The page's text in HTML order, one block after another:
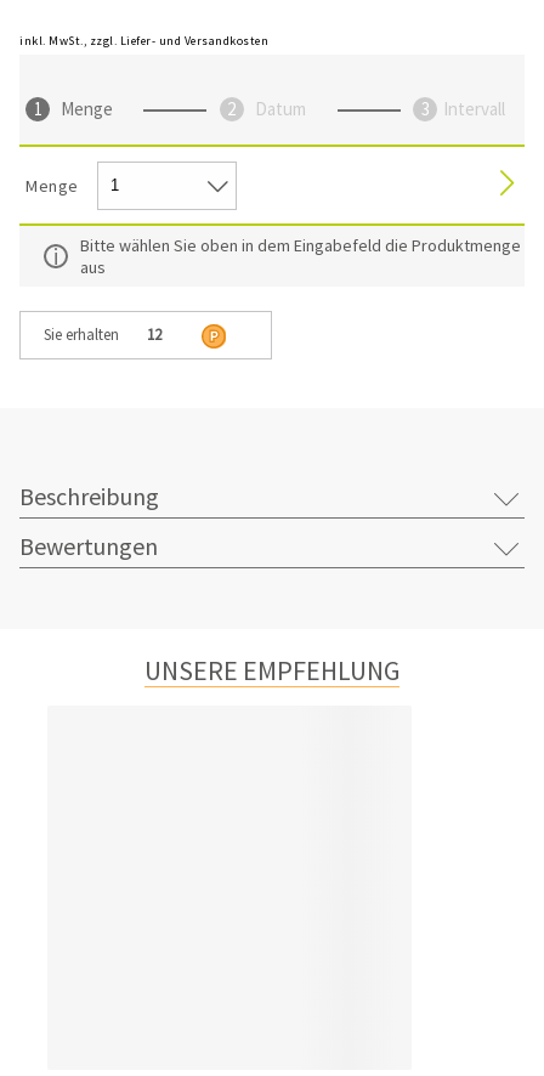
inkl. MwSt., zzgl. Liefer- und Versandkosten
Menge Datum Intervall
Menge
Bitte wählen Sie oben in dem Eingabefeld die Produktmenge
aus
Sie erhalten 12
Beschreibung
Bewertungen
UNSERE EMPFEHLUNG